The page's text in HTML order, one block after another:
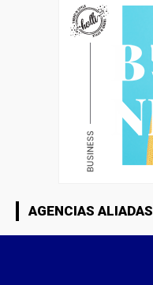
AGENCIAS ALIADAS